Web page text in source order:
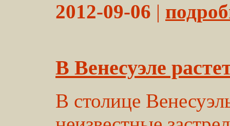
2012-09-06 |
В Венесуэле
В столице